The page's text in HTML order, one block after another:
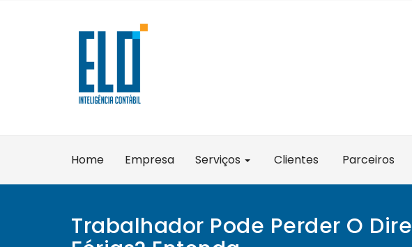
Home Empresa Serviços Clientes Parceiros
Trabalhador Pode Perder O